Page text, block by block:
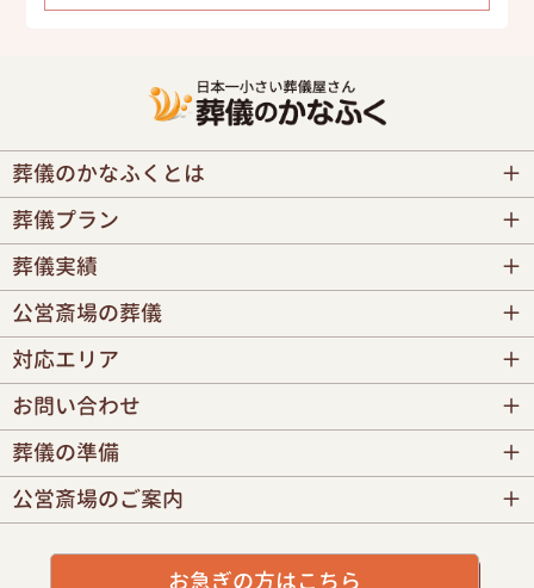
葬儀のかなふくとは
葬儀プラン
葬儀実績
公営斎場の葬儀
対応エリア
お問い合わせ
葬儀の準備
公営斎場のご案内
お急ぎの方はこちら